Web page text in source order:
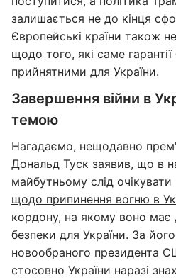
залишається не до кінця
Європейські країни також
щодо того, які саме
прийнятними для України.
Завершення війни в
темою
Нагадаємо, нещодавно
Дональд Туск заявив, що в
майбутньому слід
щодо припинення вогню в
кордону, на якому воно має
безпеки для України. За
новообраного президента
стосовно України наразі